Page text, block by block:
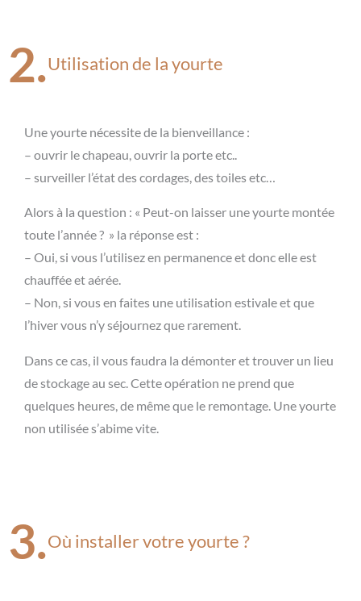
2.Utilisation de la yourte
Une yourte nécessite de la bienveillance :
– ouvrir le chapeau, ouvrir la porte etc..
– surveiller l’état des cordages, des toiles etc…
Alors à la question : « Peut-on laisser une yourte montée
toute l’année ? » la réponse est :
– Oui, si vous l’utilisez en permanence et donc elle est
chauffée et aérée.
– Non, si vous en faites une utilisation estivale et que
l’hiver vous n’y séjournez que rarement.
Dans ce cas, il vous faudra la démonter et trouver un lieu
de stockage au sec. Cette opération ne prend que
quelques heures, de même que le remontage. Une yourte
non utilisée s’abime vite.
3.Où installer votre yourte ?